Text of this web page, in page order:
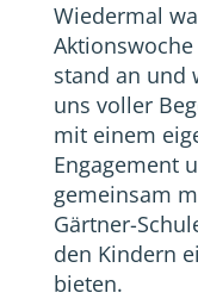
Wiedermal
Aktionswoche
stand an und
uns voller
mit einem
Engagement
gemeinsam
Gärtner-
den Kindern
bieten.